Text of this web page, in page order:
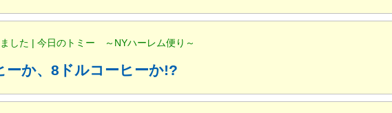
した | 今日のトミー ～NYハーレム便り～
ーか、8ドルコーヒーか!?